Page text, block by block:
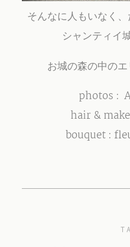
そんなに人もいなく
シャンティイ
お城の森の中の
photos :
hair &
bouquet :